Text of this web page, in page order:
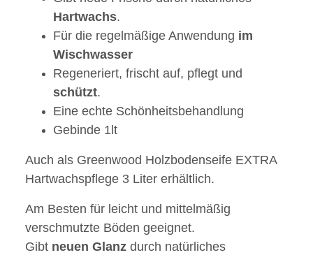
Hartwachs.
Für die regelmäßige Anwendung im
Wischwasser
Regeneriert, frischt auf, pflegt und
schützt.
Eine echte Schönheitsbehandlung
Gebinde 1lt
Auch als Greenwood Holzbodenseife EXTRA
Hartwachspflege 3 Liter erhältlich.
Am Besten für leicht und mittelmäßig
verschmutzte Böden geeignet.
Gibt neuen Glanz durch natürliches